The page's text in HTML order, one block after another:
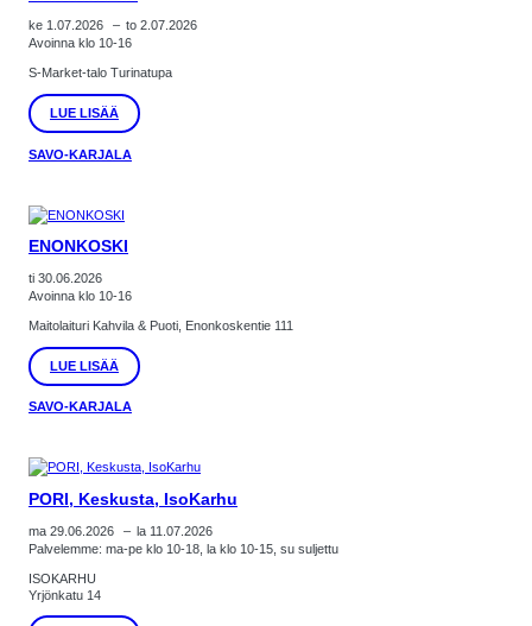
ke 1.07.2026 – to 2.07.2026
Avoinna klo 10-16
S-Market-talo Turinatupa
LUE LISÄÄ
RANTASALMI
SAVO-KARJALA
ENONKOSKI
ti 30.06.2026
Avoinna klo 10-16
Maitolaituri Kahvila & Puoti, Enonkoskentie 111
LUE LISÄÄ
ENONKOSKI
SAVO-KARJALA
PORI, Keskusta, IsoKarhu
ma 29.06.2026 – la 11.07.2026
Palvelemme: ma-pe klo 10-18, la klo 10-15, su suljettu
ISOKARHU
Yrjönkatu 14